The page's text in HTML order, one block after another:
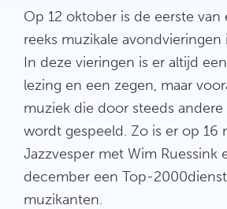
Op 12 oktober is de eerste van
reeks muzikale avondvieringen
In deze vieringen is er altijd
lezing en een zegen, maar
muziek die door steeds
wordt gespeeld. Zo is er op 16
Jazzvesper met Wim Ruessink
december een Top-
muzikanten.